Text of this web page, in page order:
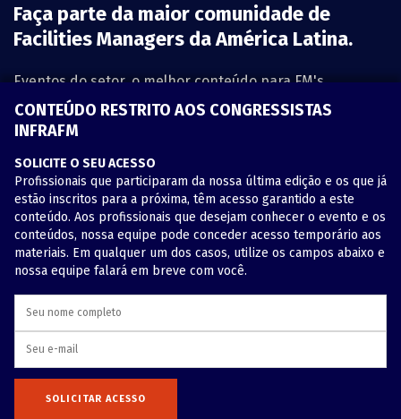
CONTEÚDO RESTRITO AOS CONGRESSISTAS
INFRAFM
SOLICITE O SEU ACESSO
Profissionais que participaram da nossa última edição e os que já
estão inscritos para a próxima, têm acesso garantido a este
conteúdo. Aos profissionais que desejam conhecer o evento e os
conteúdos, nossa equipe pode conceder acesso temporário aos
materiais. Em qualquer um dos casos, utilize os campos abaixo e
nossa equipe falará em breve com você.
SOLICITAR ACESSO
Faça parte da maior comunidade de
Facilities Managers da América Latina.
Eventos do setor, o melhor conteúdo para FM's,
informativos por e-mail, novidades e inovação.
QUERO PARTICIPAR